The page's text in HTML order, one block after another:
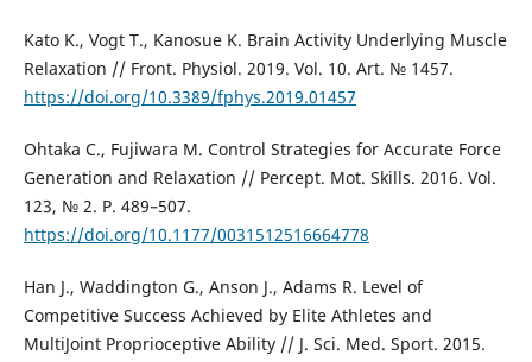
Kato K., Vogt T., Kanosue K. Brain Activity Underlying Muscle
Relaxation // Front. Physiol. 2019. Vol. 10. Art. № 1457.
https://doi.org/10.3389/fphys.2019.01457
Ohtaka C., Fujiwara M. Control Strategies for Accurate Force
Generation and Relaxation // Percept. Mot. Skills. 2016. Vol.
123, № 2. P. 489–507.
https://doi.org/10.1177/0031512516664778
Han J., Waddington G., Anson J., Adams R. Level of
Competitive Success Achieved by Elite Athletes and
MultiJoint Proprioceptive Ability // J. Sci. Med. Sport. 2015.